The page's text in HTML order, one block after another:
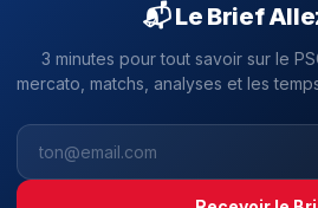
📬 Le Brief
3 minutes pour tout savoir sur le
mercato, matchs, analyses et les